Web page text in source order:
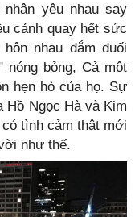
yêu nhau say
cảnh quay hết sức
nhau đắm đuối
bỏng, Cả một
hẹn hò của họ. Sự
Hồ Ngọc Hà và Kim
tình cảm thật mới
như thế.